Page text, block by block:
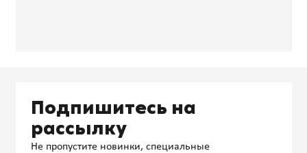
Подпишитесь на
рассылку
Не пропустите новинки, специальные